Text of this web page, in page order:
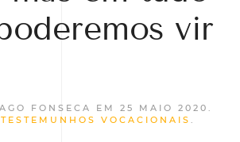
vir
FONSECA EM 25 MAIO 2020 .
TESTEMUNHOS VOCACIONAIS .